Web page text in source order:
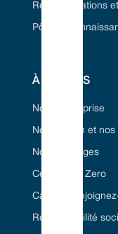
Réglementations
Pôle de
À PROPOS
Notre entreprise
Notre vision et nos
Nos avantages
Certifié Net Zero
Carrière/
Responsabilité